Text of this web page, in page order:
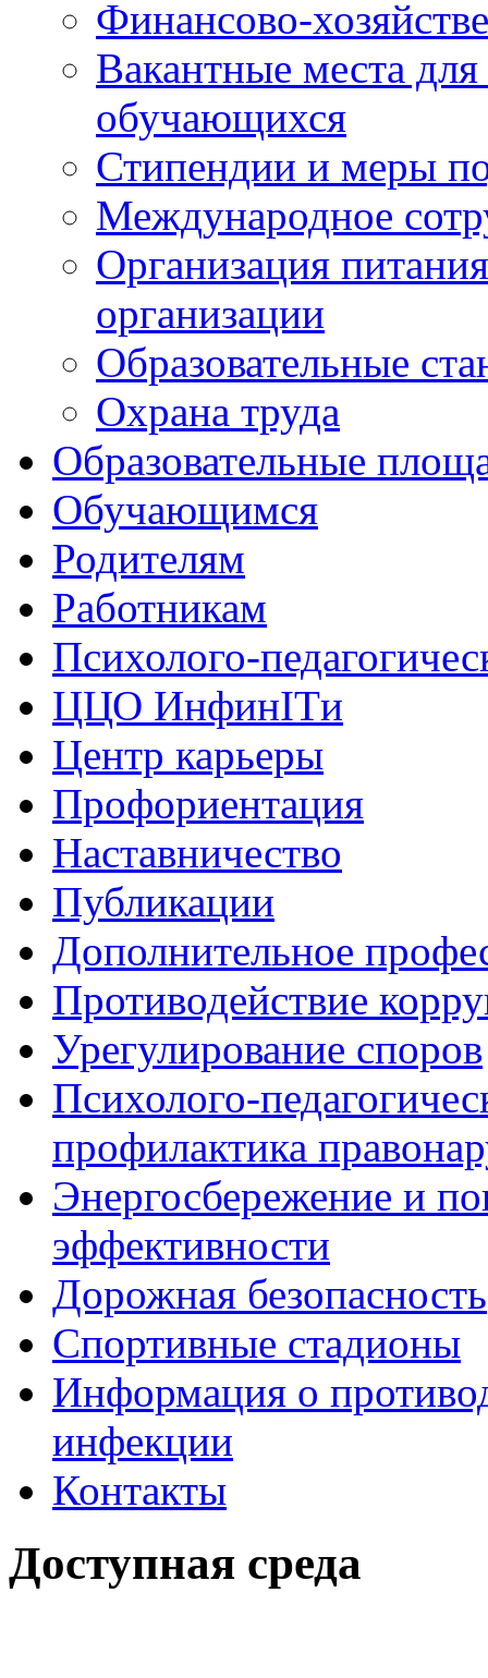
Финансово-
Вакантные места
обучающихся
Стипендии и меры
Международное
Организация
организации
Образовательные
Охрана труда
Образовательные
Обучающимся
Родителям
Работникам
Психолого-
ЦЦО ИнфинITи
Центр карьеры
Профориентация
Наставничество
Публикации
Дополнительное
Противодействие
Урегулирование споров
Психолого-
профилактика
Энергосбережение и
эффективности
Дорожная безопасность
Спортивные стадионы
Информация о
инфекции
Контакты
Доступная среда